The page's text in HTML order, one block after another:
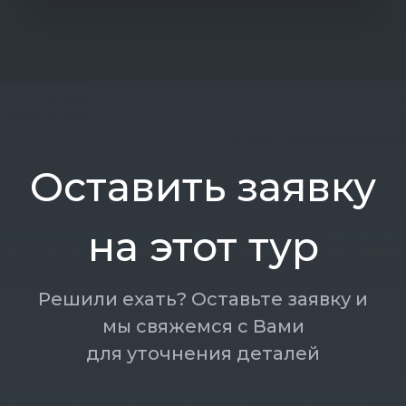
опасного
места
не
критических
ситуаций.
Внимательный
Оставить заявку
на этот тур
Решили ехать? Оставьте заявку и
мы свяжемся с Вами
для уточнения деталей